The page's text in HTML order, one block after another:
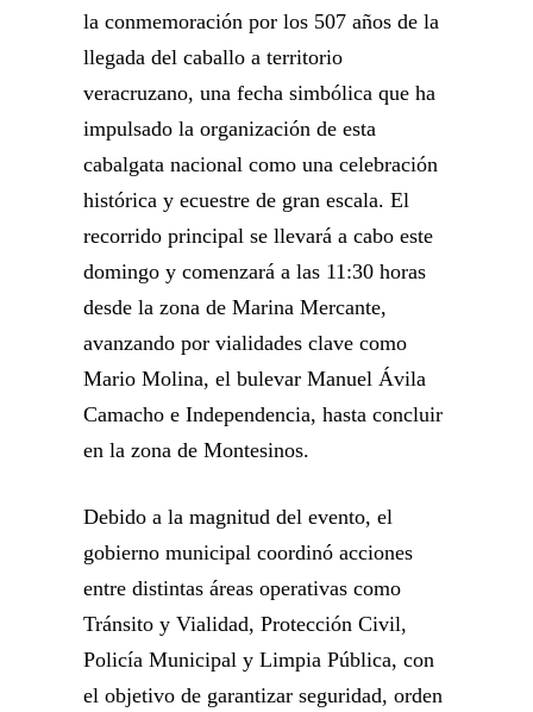
la conmemoración por los 507 años de la
llegada del caballo a territorio
veracruzano, una fecha simbólica que ha
impulsado la organización de esta
cabalgata nacional como una celebración
histórica y ecuestre de gran escala. El
recorrido principal se llevará a cabo este
domingo y comenzará a las 11:30 horas
desde la zona de Marina Mercante,
avanzando por vialidades clave como
Mario Molina, el bulevar Manuel Ávila
Camacho e Independencia, hasta concluir
en la zona de Montesinos.
Debido a la magnitud del evento, el
gobierno municipal coordinó acciones
entre distintas áreas operativas como
Tránsito y Vialidad, Protección Civil,
Policía Municipal y Limpia Pública, con
el objetivo de garantizar seguridad, orden